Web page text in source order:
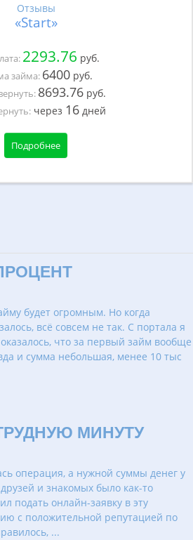
Отзывы
«Start»
2293.76 руб.
займа: 6400руб.
8693.76 руб.
через 16 дней
Подробнее
будет огромным. Но когда
всё совсем не так. С портала я
что за первый займ вообще
и сумма небольшая, менее 10 тыс
МИНУТУ
операция, а нужной суммы денег у
и знакомых было как-то
подать онлайн-заявку в эту
с положительной репутацией по
...